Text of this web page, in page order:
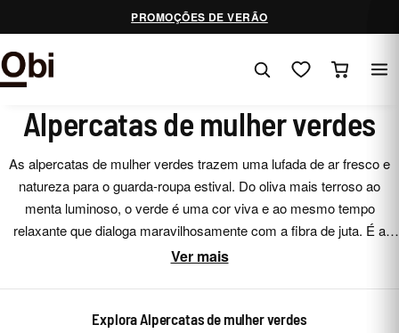
para
o
conteúdo
PROMOÇÕES DE VERÃO
Alpercatas de mulher verdes
As alpercatas de mulher verdes trazem uma lufada de ar fresco e
natureza para o guarda-roupa estival. Do oliva mais terroso ao
menta luminoso, o verde é uma cor viva e ao mesmo tempo
relaxante que dialoga maravilhosamente com a fibra de juta. É a
escolha perfeita para quem quer sair do neutro sem cair no
Ver mais
Explora Alpercatas de mulher verdes